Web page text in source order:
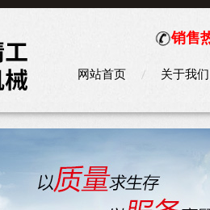
销售
网站首页 关于我们